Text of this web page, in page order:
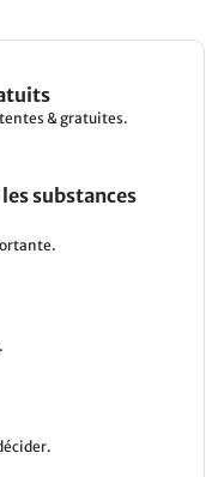
& gratuites.
substances